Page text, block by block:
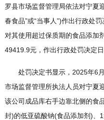
罗县市场监督管理局依法对宁夏
春食品”或“当事人”)作出行政处
对其使用超过保质期的食品添加
49419.9元，作出行政处罚决定
处罚决定书显示，2025年6月
市场监督管理所执法人员对宁夏
该公司成品库右手边靠北侧的食
封)的低亚硫酸钠(食品添加剂)、